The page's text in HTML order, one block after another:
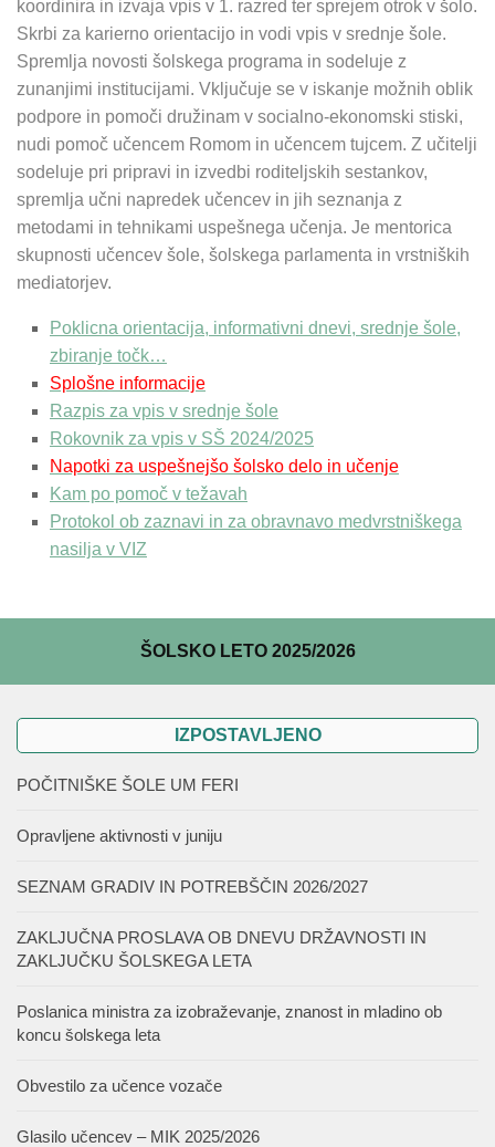
koordinira in izvaja vpis v 1. razred ter sprejem otrok v šolo.
Skrbi za karierno orientacijo in vodi vpis v srednje šole.
Spremlja novosti šolskega programa in sodeluje z
zunanjimi institucijami. Vključuje se v iskanje možnih oblik
podpore in pomoči družinam v socialno-ekonomski stiski,
nudi pomoč učencem Romom in učencem tujcem. Z učitelji
sodeluje pri pripravi in izvedbi roditeljskih sestankov,
spremlja učni napredek učencev in jih seznanja z
metodami in tehnikami uspešnega učenja. Je mentorica
skupnosti učencev šole, šolskega parlamenta in vrstniških
mediatorjev.
Poklicna orientacija, informativni dnevi, srednje šole,
zbiranje točk…
Splošne informacije
Razpis za vpis v srednje šole
Rokovnik za vpis v SŠ 2024/2025
Napotki za uspešnejšo šolsko delo in učenje
Kam po pomoč v težavah
Protokol ob zaznavi in za obravnavo medvrstniškega
nasilja v VIZ
ŠOLSKO LETO 2025/2026
IZPOSTAVLJENO
POČITNIŠKE ŠOLE UM FERI
Opravljene aktivnosti v juniju
SEZNAM GRADIV IN POTREBŠČIN 2026/2027
ZAKLJUČNA PROSLAVA OB DNEVU DRŽAVNOSTI IN
ZAKLJUČKU ŠOLSKEGA LETA
Poslanica ministra za izobraževanje, znanost in mladino ob
koncu šolskega leta
Obvestilo za učence vozače
Glasilo učencev – MIK 2025/2026